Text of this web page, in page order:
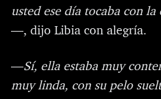
usted ese día tocaba con la
—, dijo Libia con alegría.
—Sí, ella estaba muy
muy linda, con su pelo